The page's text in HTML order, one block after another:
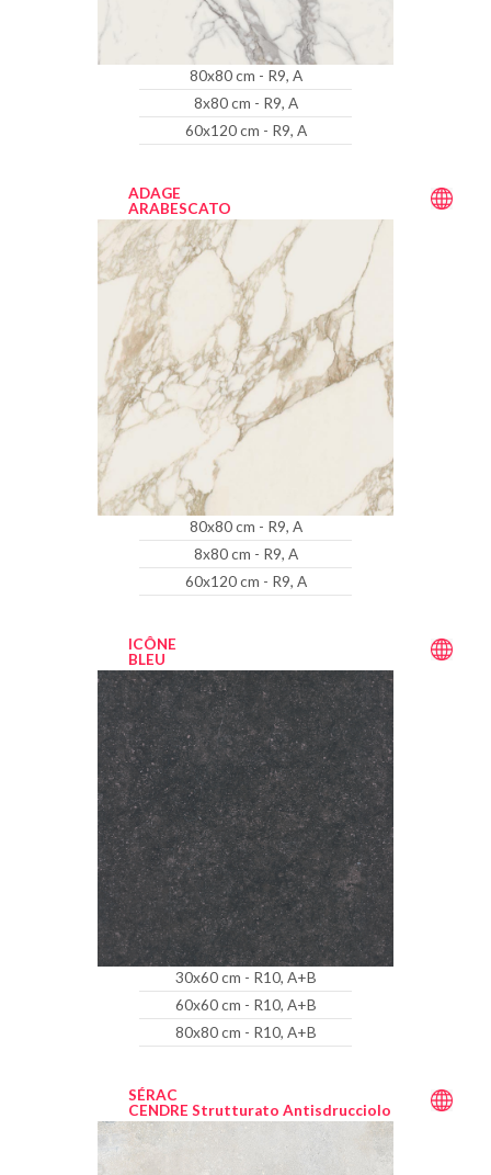
80x80 cm - R9, A
8x80 cm - R9, A
60x120 cm - R9, A
ADAGE
ARABESCATO
80x80 cm - R9, A
8x80 cm - R9, A
60x120 cm - R9, A
ICÔNE
BLEU
30x60 cm - R10, A+B
60x60 cm - R10, A+B
80x80 cm - R10, A+B
SÉRAC
CENDRE Strutturato Antisdrucciolo